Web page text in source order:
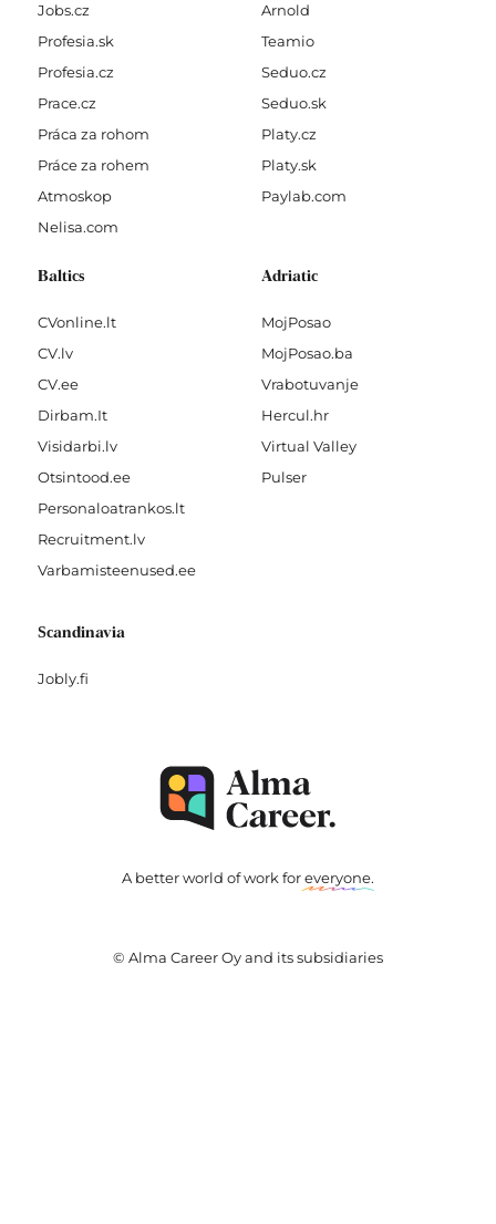
Jobs.cz
Profesia.sk
Profesia.cz
Prace.cz
Práca za rohom
Práce za rohem
Atmoskop
Nelisa.com
Arnold
Teamio
Seduo.cz
Seduo.sk
Platy.cz
Platy.sk
Paylab.com
Baltics
CVonline.lt
CV.lv
CV.ee
Dirbam.It
Visidarbi.lv
Otsintood.ee
Personaloatrankos.lt
Recruitment.lv
Varbamisteenused.ee
Adriatic
MojPosao
MojPosao.ba
Vrabotuvanje
Hercul.hr
Virtual Valley
Pulser
Scandinavia
Jobly.fi
A better world of work foreveryone.
© Alma Career Oy and its subsidiaries